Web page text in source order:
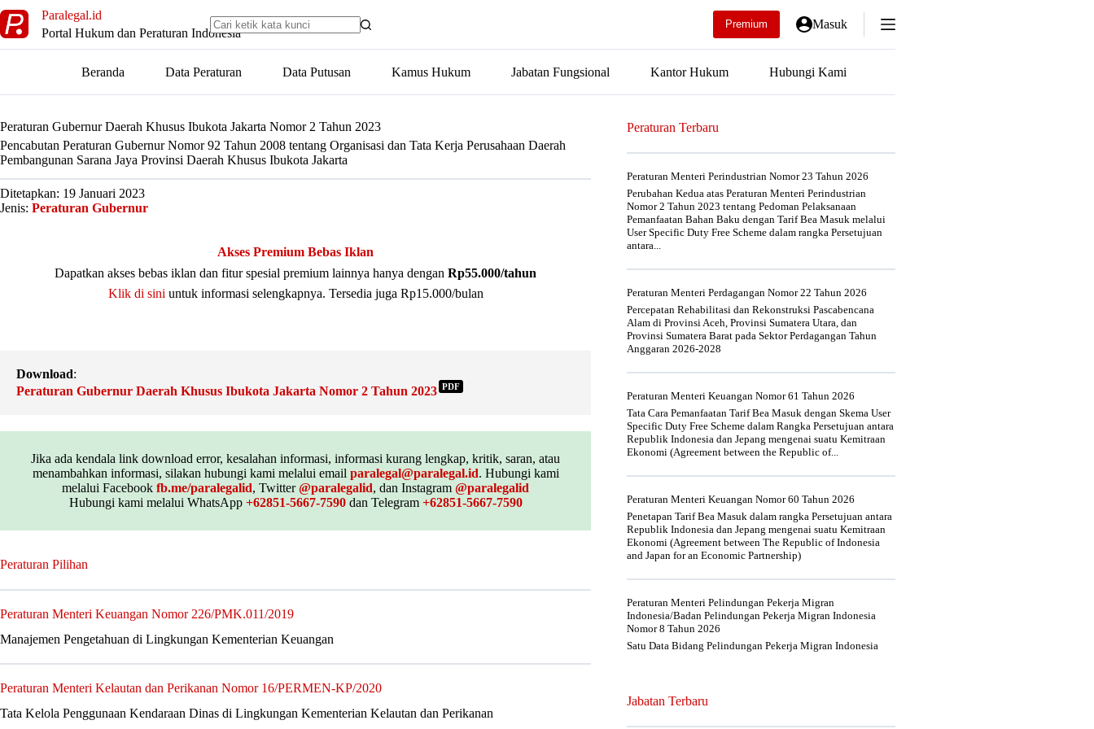
to
content
Paralegal.id
Portal Hukum dan Peraturan Indonesia
Premium Masuk
Beranda Data Peraturan Data Putusan Kamus Hukum Jabatan Fungsional Kantor Hukum Hubungi Kami
Peraturan Gubernur Daerah Khusus Ibukota Jakarta Nomor 2 Tahun 2023
Pencabutan Peraturan Gubernur Nomor 92 Tahun 2008 tentang Organisasi dan Tata Kerja Perusahaan Daerah
Pembangunan Sarana Jaya Provinsi Daerah Khusus Ibukota Jakarta
Ditetapkan: 19 Januari 2023
Jenis: Peraturan Gubernur
Akses Premium Bebas Iklan
Dapatkan akses bebas iklan dan fitur spesial premium lainnya hanya dengan Rp55.000/tahun
Klik di sini untuk informasi selengkapnya. Tersedia juga Rp15.000/bulan
Download:
Peraturan Gubernur Daerah Khusus Ibukota Jakarta Nomor 2 Tahun 2023 PDF
Jika ada kendala link download error, kesalahan informasi, informasi kurang lengkap, kritik, saran, atau
menambahkan informasi, silakan hubungi kami melalui email paralegal@paralegal.id. Hubungi kami
melalui Facebook fb.me/paralegalid, Twitter@paralegalid, dan Instagram @paralegalid
Hubungi kami melalui WhatsApp +62851-5667-7590dan Telegram +62851-5667-7590
Peraturan Pilihan
Peraturan Menteri Keuangan Nomor 226/PMK.011/2019
Manajemen Pengetahuan di Lingkungan Kementerian Keuangan
Peraturan Menteri Kelautan dan Perikanan Nomor 16/PERMEN-KP/2020
Tata Kelola Penggunaan Kendaraan Dinas di Lingkungan Kementerian Kelautan dan Perikanan
Peraturan Terbaru
Peraturan Menteri Perindustrian Nomor 23 Tahun 2026
Perubahan Kedua atas Peraturan Menteri Perindustrian
Nomor 2 Tahun 2023 tentang Pedoman Pelaksanaan
Pemanfaatan Bahan Baku dengan Tarif Bea Masuk melalui
User Specific Duty Free Scheme dalam rangka Persetujuan
antara...
Peraturan Menteri Perdagangan Nomor 22 Tahun 2026
Percepatan Rehabilitasi dan Rekonstruksi Pascabencana
Alam di Provinsi Aceh, Provinsi Sumatera Utara, dan
Provinsi Sumatera Barat pada Sektor Perdagangan Tahun
Anggaran 2026-2028
Peraturan Menteri Keuangan Nomor 61 Tahun 2026
Tata Cara Pemanfaatan Tarif Bea Masuk dengan Skema User
Specific Duty Free Scheme dalam Rangka Persetujuan antara
Republik Indonesia dan Jepang mengenai suatu Kemitraan
Ekonomi (Agreement between the Republic of...
Peraturan Menteri Keuangan Nomor 60 Tahun 2026
Penetapan Tarif Bea Masuk dalam rangka Persetujuan antara
Republik Indonesia dan Jepang mengenai suatu Kemitraan
Ekonomi (Agreement between The Republic of Indonesia
and Japan for an Economic Partnership)
Peraturan Menteri Pelindungan Pekerja Migran
Indonesia/Badan Pelindungan Pekerja Migran Indonesia
Nomor 8 Tahun 2026
Satu Data Bidang Pelindungan Pekerja Migran Indonesia
Jabatan Terbaru